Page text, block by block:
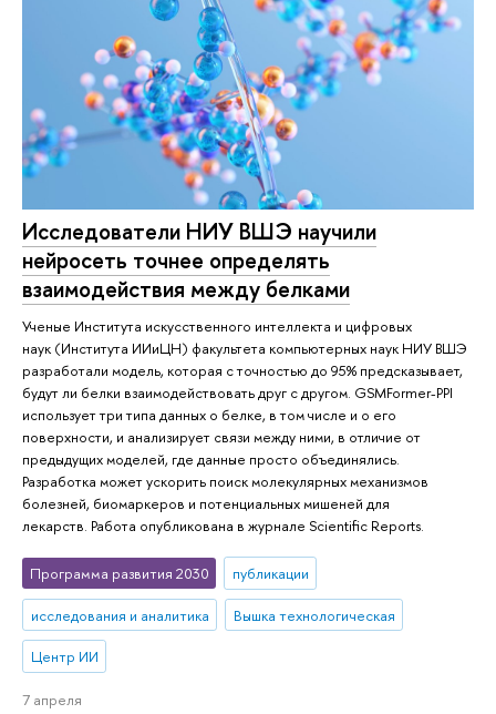
Исследователи НИУ ВШЭ научили
нейросеть точнее определять
взаимодействия между белками
Ученые Института искусственного интеллекта и цифровых
наук (Института ИИиЦН) факультета компьютерных наук НИУ ВШЭ
разработали модель, которая с точностью до 95% предсказывает,
будут ли белки взаимодействовать друг с другом. GSMFormer-PPI
использует три типа данных о белке, в том числе и о его
поверхности, и анализирует связи между ними, в отличие от
предыдущих моделей, где данные просто объединялись.
Разработка может ускорить поиск молекулярных механизмов
болезней, биомаркеров и потенциальных мишеней для
лекарств. Работа опубликована в журнале Scientific Reports.
Программа развития 2030 публикации
исследования и аналитика Вышка технологическая
Центр ИИ
7 апреля